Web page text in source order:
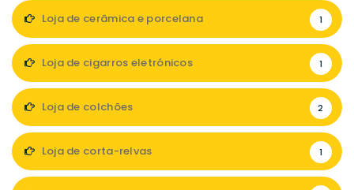
Loja de cerâmica e porcelana 1
Loja de cigarros eletrónicos 1
Loja de colchões 2
Loja de corta-relvas 1